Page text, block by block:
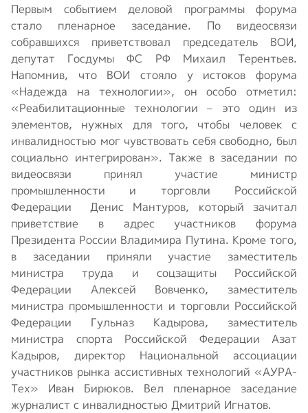
Первым событием деловой программы форума
стало пленарное заседание. По видеосвязи
собравшихся приветствовал председатель ВОИ,
депутат Госдумы ФС РФ Михаил Терентьев.
Напомнив, что ВОИ стояло у истоков форума
«Надежда на технологии», он особо отметил:
«Реабилитационные технологии – это один из
элементов, нужных для того, чтобы человек с
инвалидностью мог чувствовать себя свободно, был
социально интегрирован». Также в заседании по
видеосвязи принял участие министр
промышленности и торговли Российской
Федерации Денис Мантуров, который зачитал
приветствие в адрес участников форума
Президента России Владимира Путина. Кроме того,
в заседании приняли участие заместитель
министра труда и соцзащиты Российской
Федерации Алексей Вовченко, заместитель
министра промышленности и торговли Российской
Федерации Гульназ Кадырова, заместитель
министра спорта Российской Федерации Азат
Кадыров, директор Национальной ассоциации
участников рынка ассистивных технологий «АУРА-
Тех» Иван Бирюков. Вел пленарное заседание
журналист с инвалидностью Дмитрий Игнатов.